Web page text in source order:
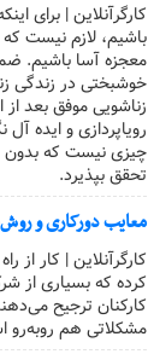
کارگرآنلاین | برای
باشیم، لازم نیست
معجزه آسا باشیم.
خوشبختی در زندگی
زناشویی موفق بعد از
رویاپردازی و ایده
چیزی نیست که بدون
تحقق بپذیرد.
معایب دورکاری و
کارگرآنلاین | کار از
کرده که بسیاری از
کارکنان ترجیح
مشکلاتی هم روبه‌رو